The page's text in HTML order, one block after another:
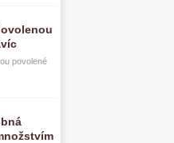
povolené